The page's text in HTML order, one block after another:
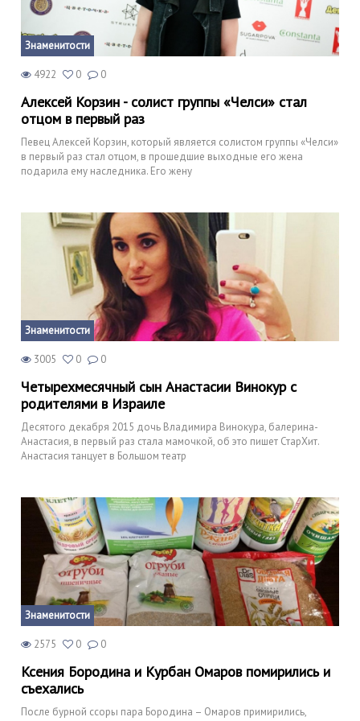
Знаменитости
4922 0 0
Алексей Корзин - солист группы «Челси» стал
отцом в первый раз
Певец Алексей Корзин, который является солистом группы «Челси»
в первый раз стал отцом, в прошедшие выходные его жена
подарила ему наследника. Его жену
Знаменитости
3005 0 0
Четырехмесячный сын Анастасии Винокур с
родителями в Израиле
Десятого декабря 2015 дочь Владимира Винокура, балерина-
Анастасия, в первый раз стала мамочкой, об это пишет СтарХит.
Анастасия танцует в Большом театр
Знаменитости
2575 0 0
Ксения Бородина и Курбан Омаров помирились и
съехались
После бурной ссоры пара Бородина – Омаров примирились,